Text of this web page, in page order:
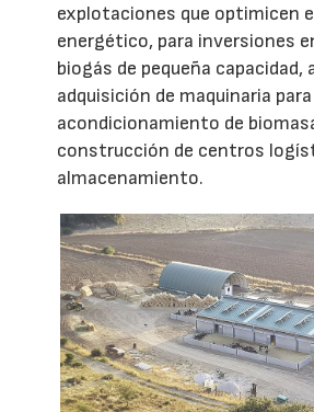
explotaciones que optimicen
energético, para inversiones
biogás de pequeña capacidad,
adquisición de maquinaria
acondicionamiento de
construcción de centros
almacenamiento.